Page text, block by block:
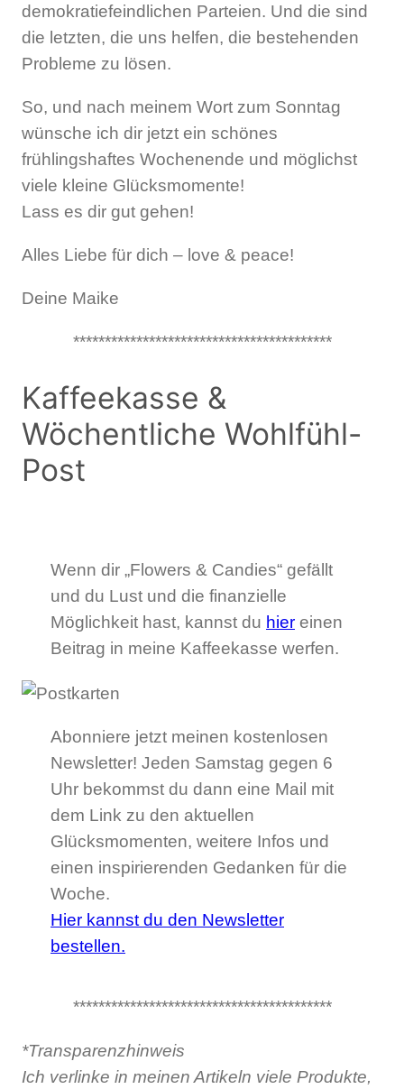
demokratiefeindlichen Parteien. Und die sind
die letzten, die uns helfen, die bestehenden
Probleme zu lösen.
So, und nach meinem Wort zum Sonntag
wünsche ich dir jetzt ein schönes
frühlingshaftes Wochenende und möglichst
viele kleine Glücksmomente!
Lass es dir gut gehen!
Alles Liebe für dich – love & peace!
Deine Maike
*****************************************
Kaffeekasse &
Wöchentliche Wohlfühl-
Post
Wenn dir „Flowers & Candies“ gefällt
und du Lust und die finanzielle
Möglichkeit hast, kannst du hier einen
Beitrag in meine Kaffeekasse werfen.
Abonniere jetzt meinen kostenlosen
Newsletter! Jeden Samstag gegen 6
Uhr bekommst du dann eine Mail mit
dem Link zu den aktuellen
Glücksmomenten, weitere Infos und
einen inspirierenden Gedanken für die
Woche.
Hier kannst du den Newsletter
bestellen.
*****************************************
*Transparenzhinweis
Ich verlinke in meinen Artikeln viele Produkte,